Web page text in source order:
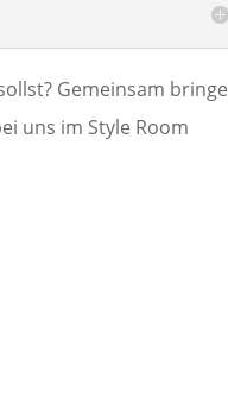
Gemeinsam
uns im Style Room